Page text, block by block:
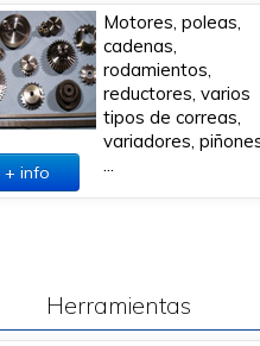
+ info
Motores, poleas,
cadenas,
rodamientos,
reductores, varios
tipos de correas,
variadores,
...
Herramientas